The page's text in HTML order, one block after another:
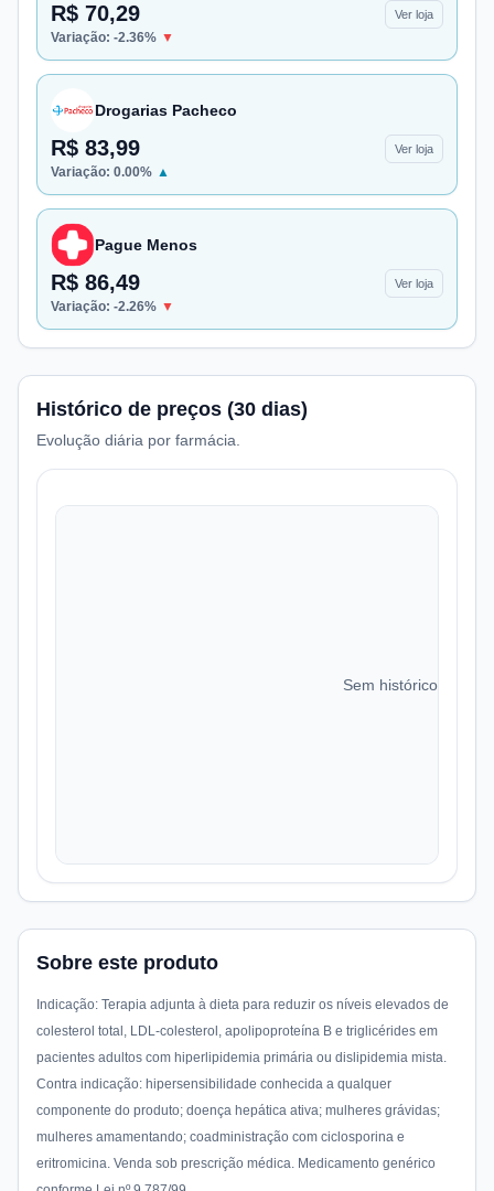
R$ 70,29 Ver loja
Variação: -2.36% ▼
Drogarias Pacheco
R$ 83,99 Ver loja
Variação: 0.00% ▲
Pague Menos
R$ 86,49 Ver loja
Variação: -2.26% ▼
Histórico de preços (30 dias)
Evolução diária por farmácia.
Sem histórico de
Sobre este produto
Indicação: Terapia adjunta à dieta para reduzir os níveis elevados de
colesterol total, LDL-colesterol, apolipoproteína B e triglicérides em
pacientes adultos com hiperlipidemia primária ou dislipidemia mista.
Contra indicação: hipersensibilidade conhecida a qualquer
componente do produto; doença hepática ativa; mulheres grávidas;
mulheres amamentando; coadministração com ciclosporina e
eritromicina. Venda sob prescrição médica. Medicamento genérico